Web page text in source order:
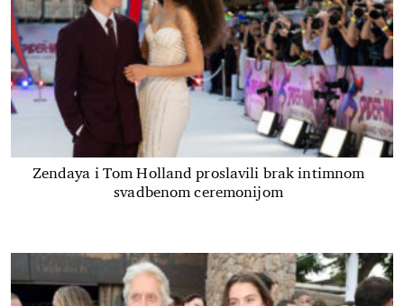
Zendaya i Tom Holland proslavili brak intimnom
svadbenom ceremonijom